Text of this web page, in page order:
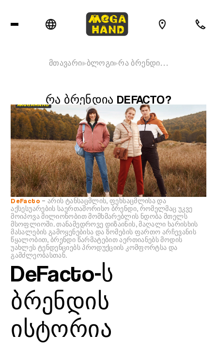
მთავარი ბლოგი რა ბრენდი…
ᲠᲐ ᲑᲠᲔᲜᲓᲘᲐ DEFACTO?
DeFacto – არის ტანსაცმლის, ფეხსაცმლისა და
აქსესუარების საერთაშორისო ბრენდი, რომელმაც უკვე
მოიპოვა მილიონობით მომხმარებლის ნდობა მთელს
მსოფლიოში. თანამედროვე დიზაინის, მაღალი ხარისხის
მასალების გამოყენებისა და ზომების ფართო არჩევანის
წყალობით, ბრენდი წარმატებით აერთიანებს მოდის
უახლეს ტენდენციებს პროდუქციის კომფორტსა და
გამძლეობასთან.
DeFacto-ს
ბრენდის
ისტორია